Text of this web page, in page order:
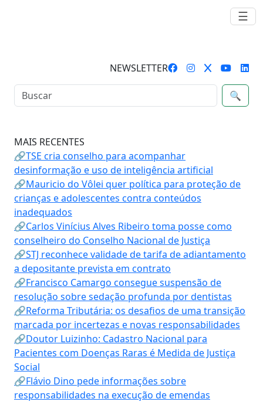
☰
NEWSLETTER
🔍
MAIS RECENTES
🔗TSE cria conselho para acompanhar
desinformação e uso de inteligência artificial
🔗Mauricio do Vôlei quer política para proteção de
crianças e adolescentes contra conteúdos
inadequados
🔗Carlos Vinícius Alves Ribeiro toma posse como
conselheiro do Conselho Nacional de Justiça
🔗STJ reconhece validade de tarifa de adiantamento
a depositante prevista em contrato
🔗Francisco Camargo consegue suspensão de
resolução sobre sedação profunda por dentistas
🔗Reforma Tributária: os desafios de uma transição
marcada por incertezas e novas responsabilidades
🔗Doutor Luizinho: Cadastro Nacional para
Pacientes com Doenças Raras é Medida de Justiça
Social
🔗Flávio Dino pede informações sobre
responsabilidades na execução de emendas